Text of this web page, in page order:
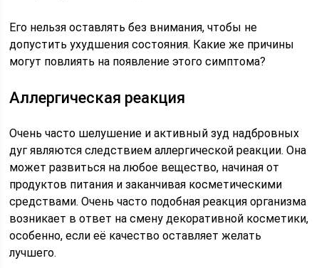
Его нельзя оставлять без внимания, чтобы не
допустить ухудшения состояния. Какие же причины
могут повлиять на появление этого симптома?
Аллергическая реакция
Очень часто шелушение и активный зуд надбровных
дуг являются следствием аллергической реакции. Она
может развиться на любое вещество, начиная от
продуктов питания и заканчивая косметическими
средствами. Очень часто подобная реакция организма
возникает в ответ на смену декоративной косметики,
особенно, если её качество оставляет желать
лучшего.